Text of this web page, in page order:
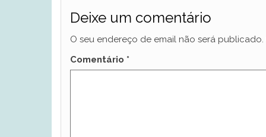
Deixe um comentário
O seu endereço de email não será publicado.
Comentário *